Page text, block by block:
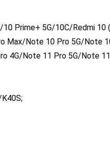
Prime+ 5G/10C/Redmi 10
Max/Note 10 Pro 5G/Note
4G/Note 11 Pro 5G/Note